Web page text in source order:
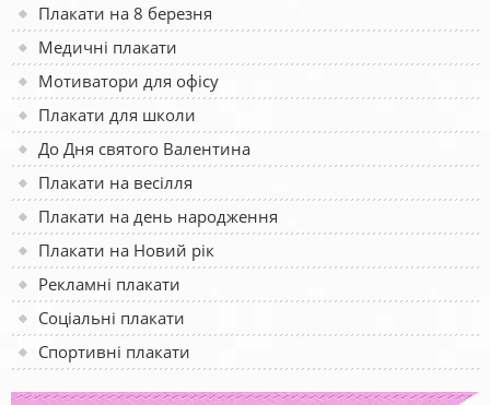
Плакати на 8 березня
Медичні плакати
Мотиватори для офісу
Плакати для школи
До Дня святого Валентина
Плакати на весілля
Плакати на день народження
Плакати на Новий рік
Рекламні плакати
Соціальні плакати
Спортивні плакати